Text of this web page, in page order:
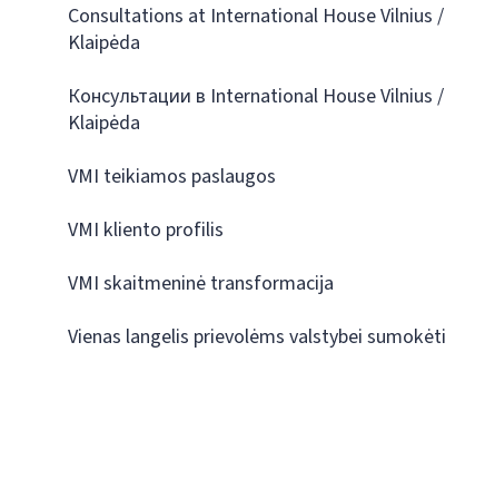
Consultations at International House Vilnius /
Klaipėda
Консультации в International House Vilnius /
Klaipėda
VMI teikiamos paslaugos
VMI kliento profilis
VMI skaitmeninė transformacija
Vienas langelis prievolėms valstybei sumokėti